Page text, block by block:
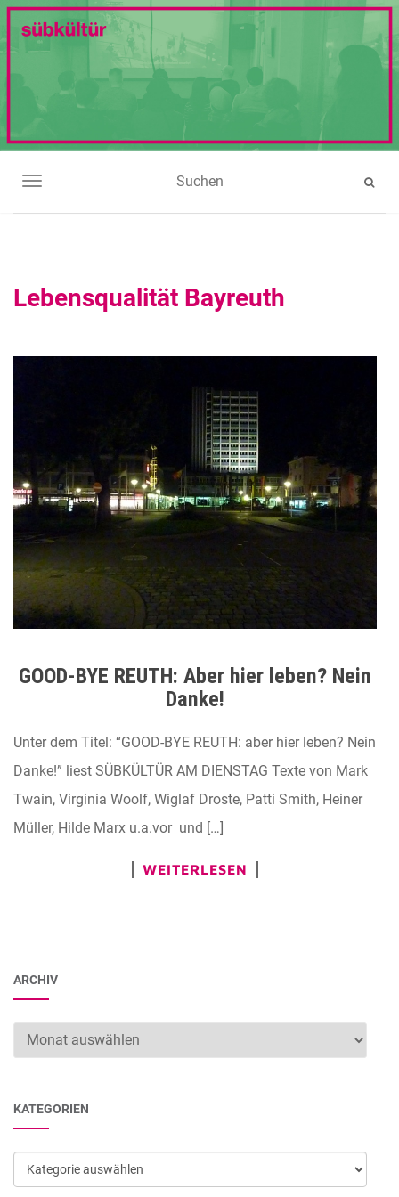
NAVIGATION UMSCHALTEN
Lebensqualität Bayreuth
GOOD-BYE REUTH: Aber hier leben? Nein
Danke!
Unter dem Titel: “GOOD-BYE REUTH: aber hier leben? Nein
Danke!” liest SÜBKÜLTÜR AM DIENSTAG Texte von Mark
Twain, Virginia Woolf, Wiglaf Droste, Patti Smith, Heiner
Müller, Hilde Marx u.a.vor und […]
WEITERLESEN
ARCHIV
Archiv
KATEGORIEN
Kategorien